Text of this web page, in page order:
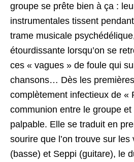
groupe se prête bien à ça :
instrumentales tissent
trame musicale
étourdissante lorsqu’on se
ces « vagues » de foule qui
chansons… Dès les
complètement infectieux de «
communion entre le groupe
palpable. Elle se traduit en
sourire que l’on trouve sur
(basse) et Seppi (guitare), le